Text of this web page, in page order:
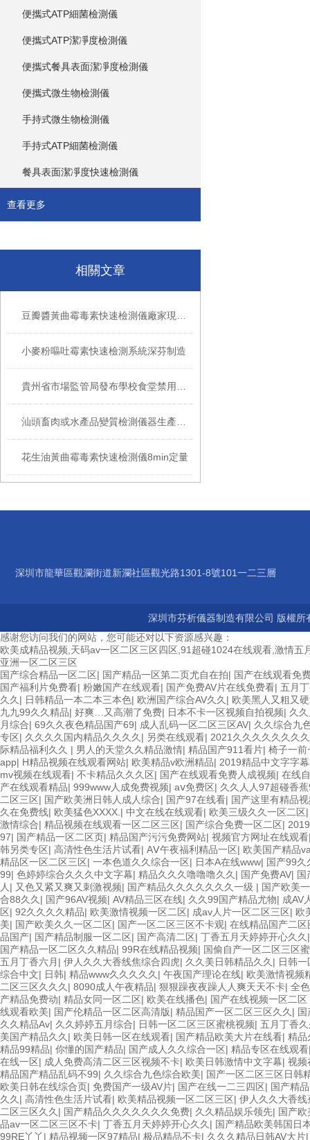
便攜式ATP細菌檢測儀
便攜式ATP潔凈度檢測儀
便攜式餐具表面潔凈度檢測儀
便攜式微生物檢測儀
手持式微生物檢測儀
手持式ATP細菌檢測儀
餐具表面潔凈度快速檢測儀
查看更多
相關文章
小麥粉嘔吐霉素快速檢測系統深芬制造
花生油黃曲霉毒素快速檢測儀8min定量
深圳市龍華區觀瀾街道新瀾社區觀光路1301-8號101一二三層
深圳市芬析儀器制造有限公司 版權
感谢您访问我们的网站，您可能还对以下资源感兴趣：
欧美成精品视频,天码av一区二区三区四区,91超碰1024在线观看,激情
亚洲一区二区三区
国产综合精品一区二区| 国产精品一区第二页尤自在拍| 国产在线观看免
国产福利片免费看| 粉嫩国产在线观看| 国产免费AV片在线免费看| 五月
久久 | 日韩精品一本二本三本色| 欧洲国产综合AV久久 | 欧美黑人又粗又
九九99久久精品| 好爽…又高潮了免费| 日本不卡一区视频自拍视频| 久
月综合| 69久久夜色精品国产69| 成人乱码一区二区三区AV| 久久综合九
专区| 久久久久国内精品久久久久 | 另类在线观看| 2021久久久久久久久久
际精品福利久久 | 男人的天堂久久精品激情| 精品国产911看片| 椅子一前
app| H精品视频在线观看网站| 欧美精品v欧洲精品| 2019精品中文字字
mv视频在线观看| 不卡精品久久久区| 国产在线观看免费人成视频| 在线
产在线观看精品| 999www人成免费视频| aⅴ免费区| 久久人人97超碰香
二区三区| 国产欧美洲日韩人成人综合| 国产97在线看| 国产这里有精品
久在免费线| 欧美猛色XXXX. | 中文在线在线观看| 欧美三级久久一区二区
激情综合| 精品视频在线观看一区二区三区| 国产综合免费一区二区|
97| 国产精品一区二区页| 精品国产污污免费网站| 视频官方网址在线观看
韩另类专区| 高清性色生活片试看| AⅤ午夜福利精品一区| 欧美国产精品
精品区一区二区三区| 一本色道久久综合一区| 日本A在线www| 国产99久
99| 色婷婷综合久久久中文字幕| 精品久久久噜噜噜久久 | 国产免费AV| 国
人 | 又色又紧又爽又刺激视频| 国产精品久久久久久久久一级 | 国产欧美
合88久久 | 国产96AV视频| AV精品三区在线| 久久99国产精品尤物| 成AV
区| 92久久久久精品| 欧美激情视频一区二区| 成av人片一区二区三区| 欧
美| 国产欧美久久一区二区| 国产一区二区三区不卡观| 在线精品国产二区
品国产| 国产精品制服一区二区| 国产高清二区| 丁香五月天婷婷开心久久
国产精品一区二区久久精品| 99R在线精品视频| 国偷自产一区二区三区
五月丁香六月 | 伊人久久大香线焦综合四虎| 久久美日韩精品久久 | 日韩
综合中文| 日韩| 精品www久久久久久 | 午夜国产理论在线| 欧美激情视频
二区三区久久久 | 8090成人午夜精品| 狠狠躁夜夜躁人人爽天天不卡| 全
产精品免费动| 精品女同一区二区| 欧美在线播色| 国产在线视频一区二区
线观看欧美| 国产伦精品一区二区高清版| 精品国产一区二区三区久久 |
久久精品Av| 久久婷婷五月综合| 日韩一区二区三区蜜桃视频| 五月丁香
美国产精品久久 | 欧美日韩一区在线观看| 国产精品欧美大片在线看| 精品
精品99精品| 你懂的国产精品| 国产成人久久综合一区| 精品专区在线观看
在线一区| 成人免费高清二区三区视频不卡| 欧美日韩激情中文字幕| 视频
精品国产精品乱码不99| 久久综合九色综合欧美| 国产一区二区三区日韩
欧美日韩在线综合页| 免费国产一级AV片| 国产在线一二三四区| 国产精
久久 | 高清性色生活片试看| 欧美精品视频一区二区三区| 伊人久久大香线
二区三区久久 | 国产精品久久久久久久久免费| 久久精品娱乐领先| 国产
品av一区二区三区不卡| 丁香五月天婷婷开心久久 | 国产精品欧美韩国日
99RE丫丫| 精品视频一区97精品| 极品精品不卡| 久久久精品日韩AV大片